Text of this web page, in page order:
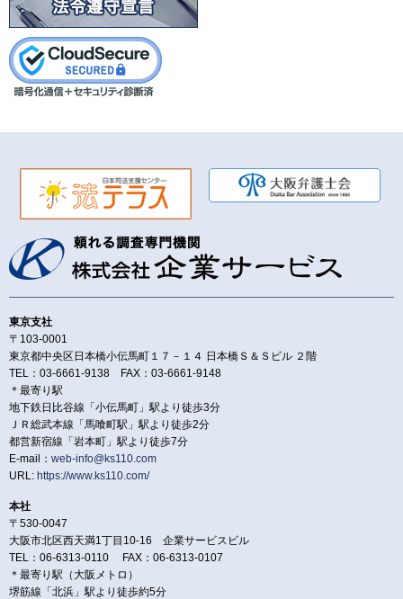
東京支社
〒103-0001
東京都中央区日本橋小伝馬町１７－１４ 日本橋Ｓ＆Ｓビル ２階
TEL：03-6661-9138 FAX：03-6661-9148
＊最寄り駅
地下鉄日比谷線「小伝馬町」駅より徒歩3分
ＪＲ総武本線「馬喰町駅」駅より徒歩2分
都営新宿線「岩本町」駅より徒歩7分
E-mail： web-info@ks110.com
URL: https://www.ks110.com/
本社
〒530-0047
大阪市北区西天満1丁目10-16 企業サービスビル
TEL：06-6313-0110 FAX：06-6313-0107
＊最寄り駅（大阪メトロ）
堺筋線「北浜」駅より徒歩約5分